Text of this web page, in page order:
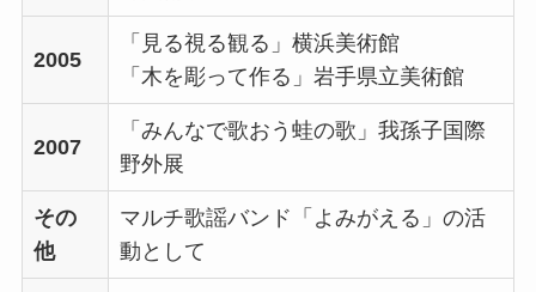
2005
「見る視る観る」横浜美術館
「木を彫って作る」岩手県立美術館
2007
「みんなで歌おう蛙の歌」我孫子国際
野外展
その
他
マルチ歌謡バンド「よみがえる」の活
動として